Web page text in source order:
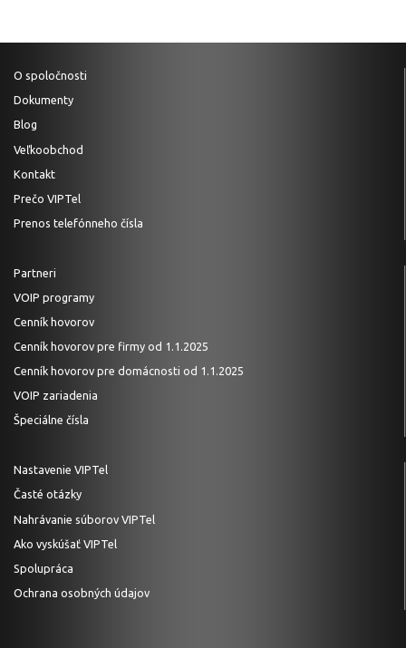
O spoločnosti
Dokumenty
Blog
Veľkoobchod
Kontakt
Prečo VIPTel
Prenos telefónneho čísla
Partneri
VOIP programy
Cenník hovorov
Cenník hovorov pre firmy od 1.1.2025
Cenník hovorov pre domácnosti od 1.1.2025
VOIP zariadenia
Špeciálne čísla
Nastavenie VIPTel
Časté otázky
Nahrávanie súborov VIPTel
Ako vyskúšať VIPTel
Spolupráca
Ochrana osobných údajov